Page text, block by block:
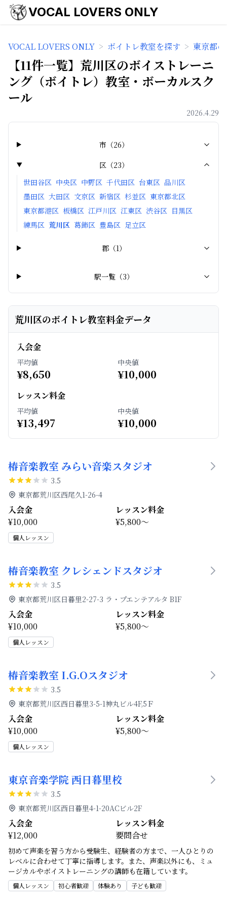
VOCAL LOVERS ONLY
VOCAL LOVERS ONLY > ボイトレ教室を探す > 東京都
【11件一覧】荒川区のボイストレーニ
ング（ボイトレ）教室・ボーカルスク
ール
2026.4.29
市 （26）
区 （23）
世田谷区 中央区 中野区 千代田区 台東区 品川区
墨田区 大田区 文京区 新宿区 杉並区 東京都北区
東京都港区 板橋区 江戸川区 江東区 渋谷区 目黒区
練馬区 荒川区 葛飾区 豊島区 足立区
郡 （1）
駅一覧（3）
荒川区のボイトレ教室料金データ
入会金
平均値
¥8,650
中央値
¥10,000
レッスン料金
平均値
¥13,497
中央値
¥10,000
椿音楽教室 みらい音楽スタジオ
3.5
東京都荒川区西尾久1-26-4
入会金
¥10,000
レッスン料金
¥5,800～
個人レッスン
椿音楽教室 クレシェンドスタジオ
3.5
東京都荒川区日暮里2-27-3 ラ・プエンテアルタ B1F
入会金
¥10,000
レッスン料金
¥5,800～
個人レッスン
椿音楽教室 I.G.Oスタジオ
3.5
東京都荒川区西日暮里3-5-1神丸ビル4F,5Ｆ
入会金
¥10,000
レッスン料金
¥5,800～
個人レッスン
東京音楽学院 西日暮里校
3.5
東京都荒川区西日暮里4-1-20ACビル2F
入会金
¥12,000
レッスン料金
要問合せ
初めて声楽を習う方から受験生、経験者の方まで、一人ひとりの
レベルに合わせて丁寧に指導します。また、声楽以外にも、ミュ
ージカルやボイストレーニングの講師も在籍しています。
個人レッスン 初心者歓迎 体験あり 子ども歓迎